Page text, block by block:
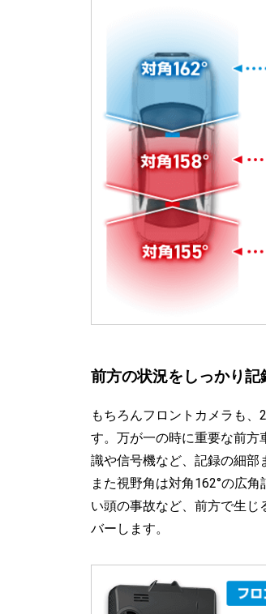
前方の状況をしっかり記
もちろんフロントカメラも
す。万が一の時に重要な前方
識や信号機など、記録の細部
また視野角は対角162°の広
い頭の事故など、前方で生じ
バーします。